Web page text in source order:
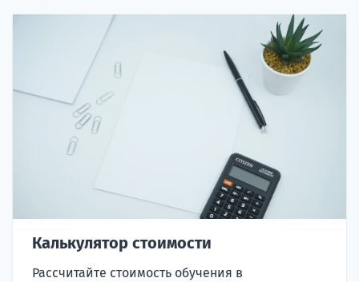
Калькулятор стоимости
Рассчитайте стоимость обучения в